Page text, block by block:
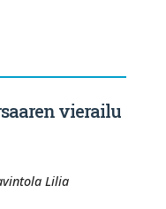
vierailu
Lilia